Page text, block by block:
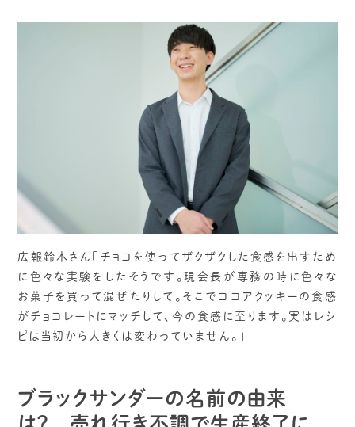
広報鈴木さん「チョコを使ってザクザクした食感を出すため
に色々な実験をしたそうです。現会長が専務の時に色々な
お菓子を買って混ぜたりして。そこでココアクッキーの食感
がチョコレートにマッチして、今の食感に至ります。実はレシ
ピは当初から大きくは変わっていません。」
ブラックサンダーの名前の由来